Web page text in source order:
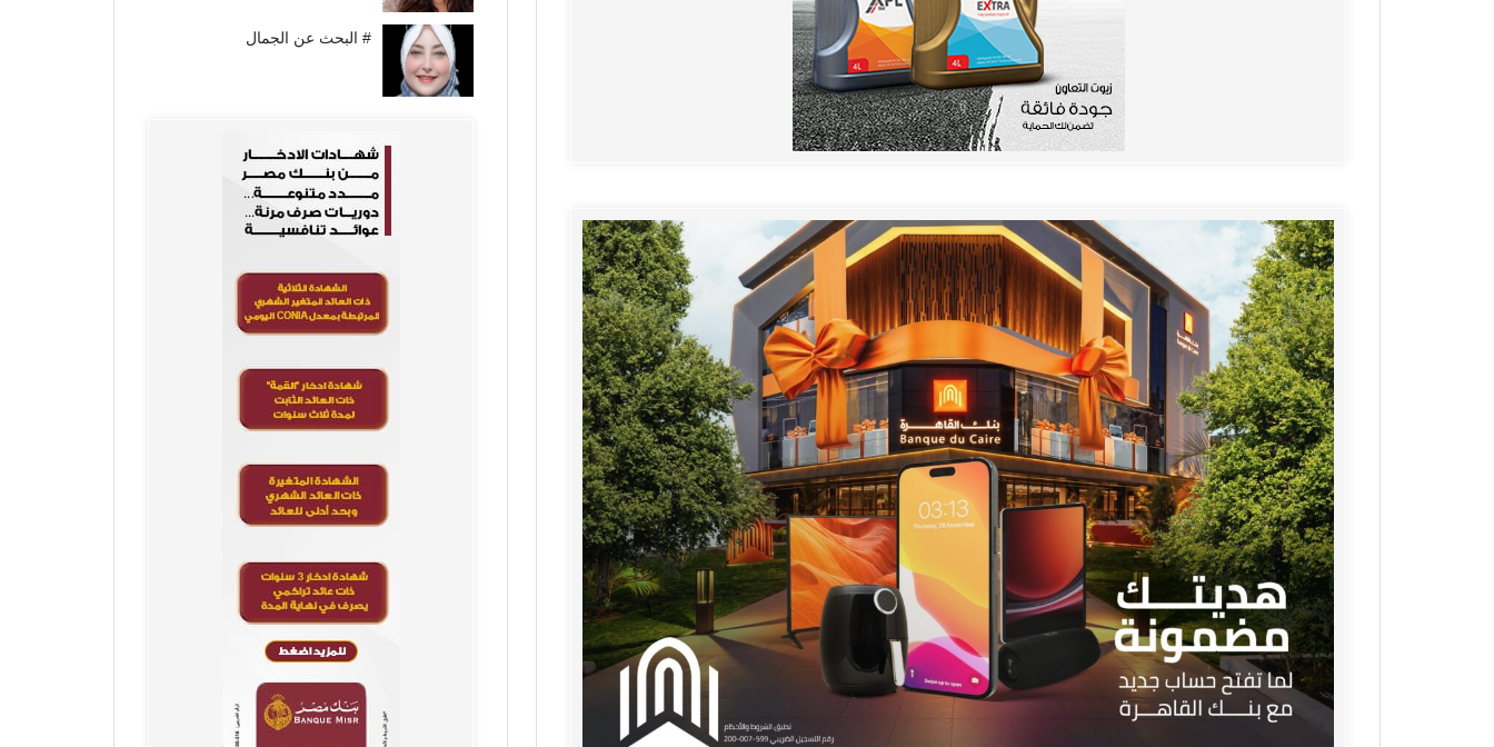
# البحث عن الجمال